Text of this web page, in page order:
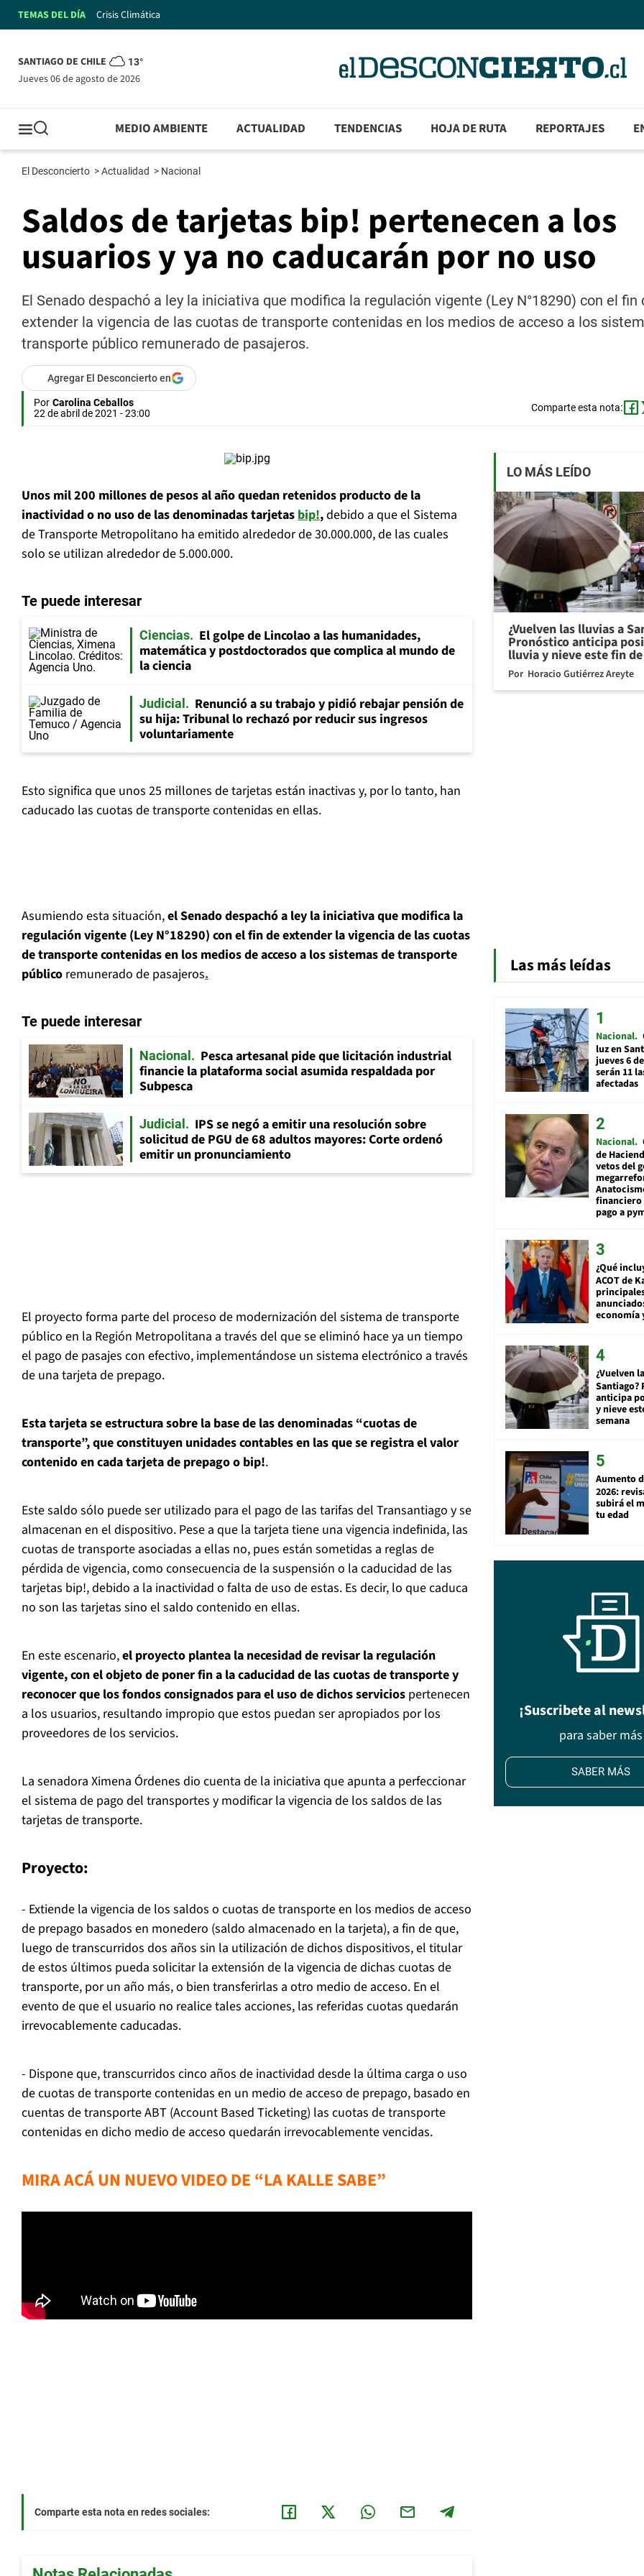
TEMAS DEL DÍA Crisis Climática
SANTIAGO DE CHILE 13°
jueves 06 de agosto de 2026
MEDIO AMBIENTE ACTUALIDAD TENDENCIAS HOJA DE RUTA REPORTAJES
El Desconcierto >Actualidad > Nacional
Saldos de tarjetas bip! pertenecen a los
usuarios y ya no caducarán por no uso
El Senado despachó a ley la iniciativa que modifica la regulación vigente (Ley N°18290) con el fin
extender la vigencia de las cuotas de transporte contenidas en los medios de acceso a los
transporte público remunerado de pasajeros.
Agregar El Desconcierto en
Por Carolina Ceballos
22 de abril de 2021 - 23:00
Comparte esta nota:
Unos mil 200 millones de pesos al año quedan retenidos producto de la
inactividad o no uso de las denominadas tarjetasbip!,debido a que el Sistema
de Transporte Metropolitano ha emitido alrededor de 30.000.000, de las cuales
solo se utilizan alrededor de 5.000.000.
Te puede interesar
Ciencias
El golpe de Lincolao a las humanidades,
matemática y postdoctorados que complica al mundo de
la ciencia
Judicial
Renunció a su trabajo y pidió rebajar pensión de
su hija: Tribunal lo rechazó por reducir sus ingresos
voluntariamente
Esto significa que unos 25 millones de tarjetas están inactivas y, por lo tanto, han
caducado las cuotas de transporte contenidas en ellas.
Asumiendo esta situación,el Senado despachó a ley la iniciativa que modifica la
regulación vigente (Ley N°18290) con el fin de extender la vigencia de las cuotas
de transporte contenidas en los medios de acceso a los sistemas de transporte
público remunerado de pasajeros.
Te puede interesar
Nacional
Pesca artesanal pide que licitación industrial
financie la plataforma social asumida respaldada por
Subpesca
Judicial
IPS se negó a emitir una resolución sobre
solicitud de PGU de 68 adultos mayores: Corte ordenó
emitir un pronunciamiento
El proyecto forma parte del proceso de modernización del sistema de transporte
público en la Región Metropolitana a través del que se eliminó hace ya un tiempo
el pago de pasajes con efectivo, implementándose un sistema electrónico a través
de una tarjeta de prepago.
Esta tarjeta se estructura sobre la base de las denominadas “cuotas de
transporte”, que constituyen unidades contables en las que se registra el valor
contenido en cada tarjeta de prepago o bip!.
Este saldo sólo puede ser utilizado para el pago de las tarifas del Transantiago y se
almacenan en el dispositivo. Pese a que la tarjeta tiene una vigencia indefinida, las
cuotas de transporte asociadas a ellas no, pues están sometidas a reglas de
pérdida de vigencia, como consecuencia de la suspensión o la caducidad de las
tarjetas bip!, debido a la inactividad o falta de uso de estas. Es decir, lo que caduca
no son las tarjetas sino el saldo contenido en ellas.
En este escenario,el proyecto plantea la necesidad de revisar la regulación
vigente, con el objeto de poner fin a la caducidad de las cuotas de transporte y
reconocer que los fondos consignados para el uso de dichos servicios pertenecen
a los usuarios, resultando impropio que estos puedan ser apropiados por los
proveedores de los servicios.
La senadora Ximena Órdenes dio cuenta de la iniciativa que apunta a perfeccionar
el sistema de pago del transportes y modificar la vigencia de los saldos de las
tarjetas de transporte.
Proyecto:
- Extiende la vigencia de los saldos o cuotas de transporte en los medios de acceso
de prepago basados en monedero (saldo almacenado en la tarjeta), a fin de que,
luego de transcurridos dos años sin la utilización de dichos dispositivos, el titular
de estos últimos pueda solicitar la extensión de la vigencia de dichas cuotas de
transporte, por un año más, o bien transferirlas a otro medio de acceso. En el
evento de que el usuario no realice tales acciones, las referidas cuotas quedarán
irrevocablemente caducadas.
- Dispone que, transcurridos cinco años de inactividad desde la última carga o uso
de cuotas de transporte contenidas en un medio de acceso de prepago, basado en
cuentas de transporte ABT (Account Based Ticketing) las cuotas de transporte
contenidas en dicho medio de acceso quedarán irrevocablemente vencidas.
MIRA ACÁ UN NUEVO VIDEO DE “LA KALLE SABE”
Comparte esta nota en redes sociales:
LO MÁS LEÍDO
¿Vuelven las lluvias a
Pronóstico anticipa
lluvia y nieve este fin
Por Horacio Gutiérrez Areyte
Las más leídas
Nacional
luz en
jueves 6
serán 11
afectadas
Nacional
de
vetos del
financiero
pago a
¿Qué
ACOT de
economía
¿Vuelven
Santiago?
anticipa
y nieve
semana
Aumento
2026:
subirá el
tu edad
¡Suscribete al
para saber más
SABER MÁS